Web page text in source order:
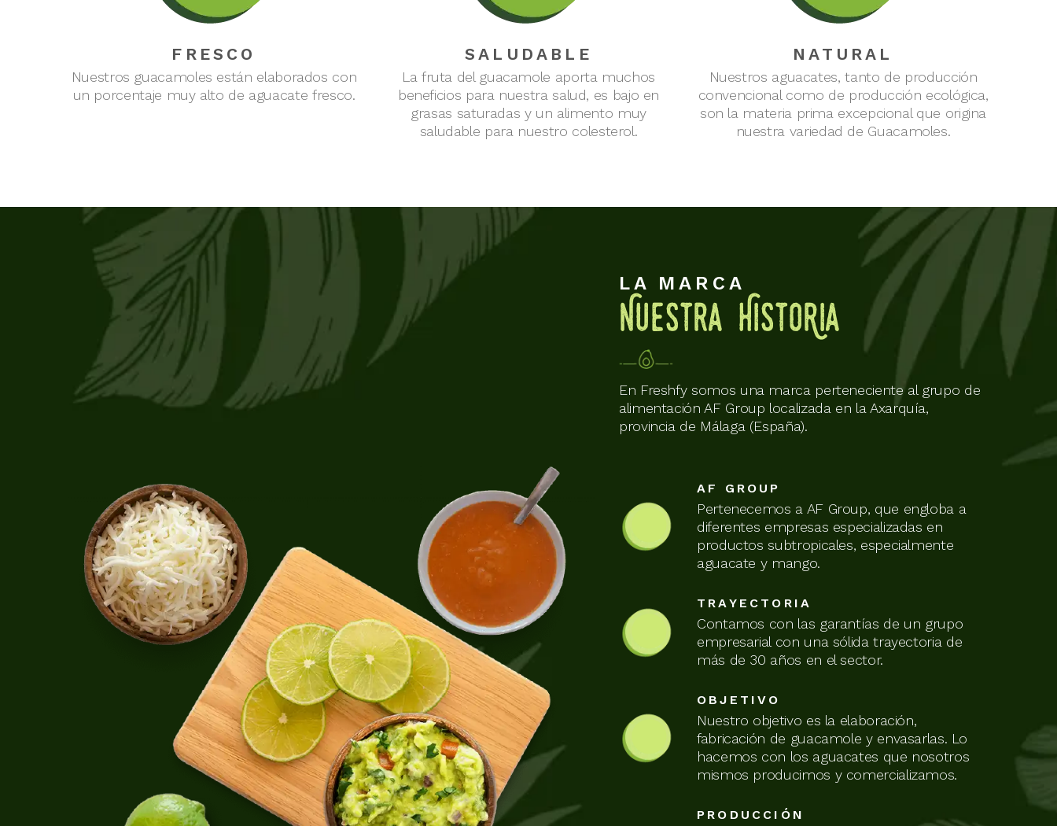
FRESCO
Nuestros guacamoles están elaborados con
un porcentaje muy alto de aguacate fresco.
SALUDABLE
La fruta del guacamole aporta muchos
beneficios para nuestra salud, es bajo en
grasas saturadas y un alimento muy
saludable para nuestro colesterol.
NATURAL
Nuestros aguacates, tanto de producción
convencional como de producción ecológica,
son la materia prima excepcional que origina
nuestra variedad de Guacamoles.
LA MARCA
Nuestra HistORia
En Freshfy somos una marca perteneciente al grupo de
alimentación AF Group localizada en la Axarquía,
provincia de Málaga (España).
AF GROUP
Pertenecemos a AF Group, que engloba a
diferentes empresas especializadas en
productos subtropicales, especialmente
aguacate y mango.
TRAYECTORIA
Contamos con las garantías de un grupo
empresarial con una sólida trayectoria de
más de 30 años en el sector.
OBJETIVO
Nuestro objetivo es la elaboración,
fabricación de guacamole y envasarlas. Lo
hacemos con los aguacates que nosotros
mismos producimos y comercializamos.
PRODUCCIÓN